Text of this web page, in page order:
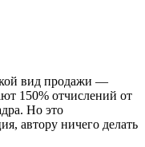
вид продажи —
150% отчислений от
Но это
автору ничего делать